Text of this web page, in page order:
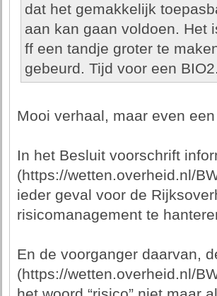
dat het gemakkelijk
aan kan gaan voldoen. Het
ff een tandje groter te
gebeurd. Tijd voor een
Mooi verhaal, maar even
In het Besluit voorschrift
(https://wetten.overheid.nl/
ieder geval voor de
risicomanagement te
En de voorganger daarvan,
(https://wetten.overheid.nl/